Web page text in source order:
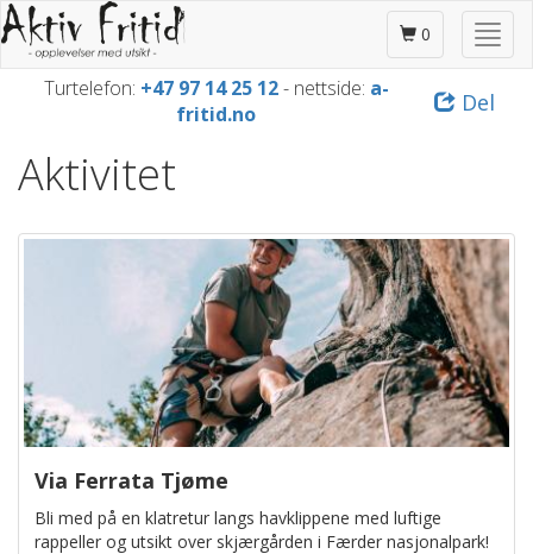
Gå
til
hovedinnhold
Skjul
/
meny
0
Del
Turtelefon: +47 97 14 25 12- nettside: a-
fritid.no
Aktivitet
Via Ferrata Tjøme
Bli med på en klatretur langs havklippene med luftige
rappeller og utsikt over skjærgården i Færder nasjonalpark!